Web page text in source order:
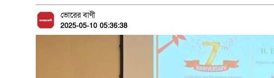
ভোরের বাণী
2025-05-10 05:36:38